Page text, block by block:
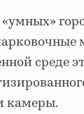
среде
камеры.